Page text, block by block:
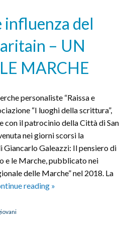
influenza del
– UN
MARCHE
personaliste “Raissa e
“I luoghi della scrittura”,
con il patrocinio della Città di San
nei giorni scorsi la
Giancarlo Galeazzi: Il pensiero di
e le Marche, pubblicato nei
delle Marche” nel 2018. La
reading Consistenza
»